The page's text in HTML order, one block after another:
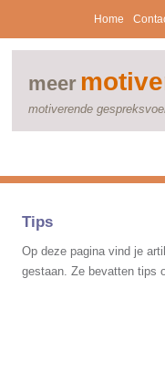
Home
meer
motiverende
Tips
Op deze pagina vind je
gestaan. Ze bevatten tips